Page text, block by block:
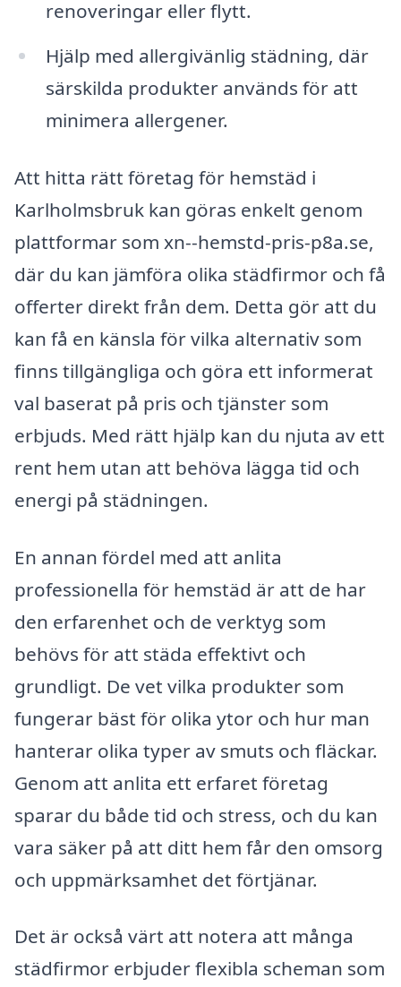
renoveringar eller flytt.
Hjälp med allergivänlig städning, där
särskilda produkter används för att
minimera allergener.
Att hitta rätt företag för hemstäd i
Karlholmsbruk kan göras enkelt genom
plattformar som xn--hemstd-pris-p8a.se,
där du kan jämföra olika städfirmor och få
offerter direkt från dem. Detta gör att du
kan få en känsla för vilka alternativ som
finns tillgängliga och göra ett informerat
val baserat på pris och tjänster som
erbjuds. Med rätt hjälp kan du njuta av ett
rent hem utan att behöva lägga tid och
energi på städningen.
En annan fördel med att anlita
professionella för hemstäd är att de har
den erfarenhet och de verktyg som
behövs för att städa effektivt och
grundligt. De vet vilka produkter som
fungerar bäst för olika ytor och hur man
hanterar olika typer av smuts och fläckar.
Genom att anlita ett erfaret företag
sparar du både tid och stress, och du kan
vara säker på att ditt hem får den omsorg
och uppmärksamhet det förtjänar.
Det är också värt att notera att många
städfirmor erbjuder flexibla scheman som